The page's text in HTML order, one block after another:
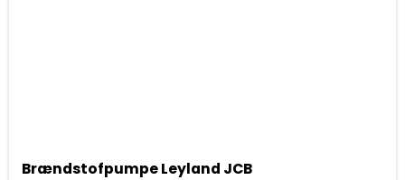
Brændstofpumpe Leyland JCB